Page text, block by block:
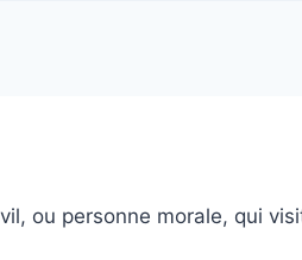
ou personne morale, qui